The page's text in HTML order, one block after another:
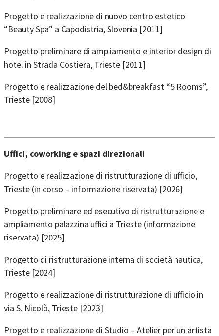
Progetto e realizzazione di nuovo centro estetico
“Beauty Spa” a Capodistria, Slovenia [2011]
Progetto preliminare di ampliamento e interior design di
hotel in Strada Costiera, Trieste [2011]
Progetto e realizzazione del bed&breakfast “5 Rooms”,
Trieste [2008]
Uffici, coworking e spazi direzionali
Progetto e realizzazione di ristrutturazione di ufficio,
Trieste (in corso – informazione riservata) [2026]
Progetto preliminare ed esecutivo di ristrutturazione e
ampliamento palazzina uffici a Trieste (informazione
riservata) [2025]
Progetto di ristrutturazione interna di società nautica,
Trieste [2024]
Progetto e realizzazione di ristrutturazione di ufficio in
via S. Nicolò, Trieste [2023]
Progetto e realizzazione di Studio – Atelier per un artista